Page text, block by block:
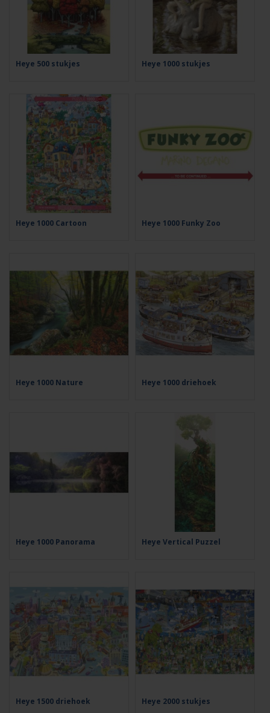
Heye 500 stukjes Heye 1000 stukjes
Heye 1000 Cartoon Heye 1000 Funky Zoo
Heye 1000 Nature Heye 1000 driehoek
Heye 1000 Panorama Heye Vertical Puzzel
Heye 1500 driehoek Heye 2000 stukjes